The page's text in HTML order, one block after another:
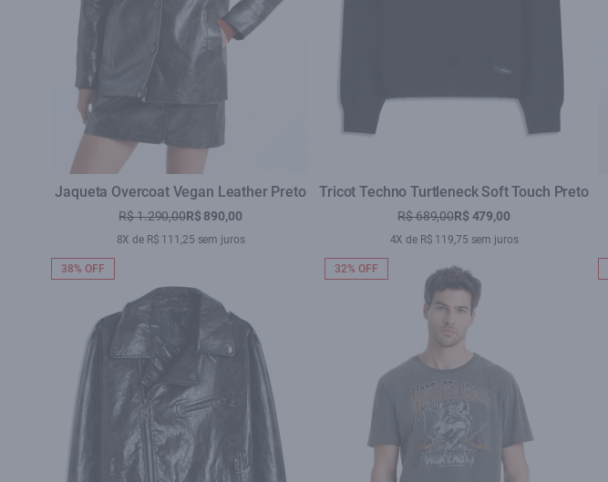
Jaqueta Overcoat Vegan Leather Preto
R$ 1.290,00R$ 890,00
8X de R$ 111,25 sem juros
Tricot Techno Turtleneck Soft Touch Preto
R$ 689,00R$ 479,00
4X de R$ 119,75 sem juros
38% OFF 32% OFF